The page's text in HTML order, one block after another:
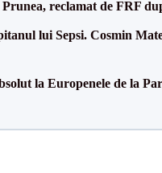
reclamat de FRF
lui Sepsi. Cosmin
la Europenele de la